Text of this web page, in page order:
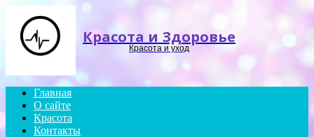
Красота и Здоровье
Красота и уход
Главная
О сайте
Красота
Контакты